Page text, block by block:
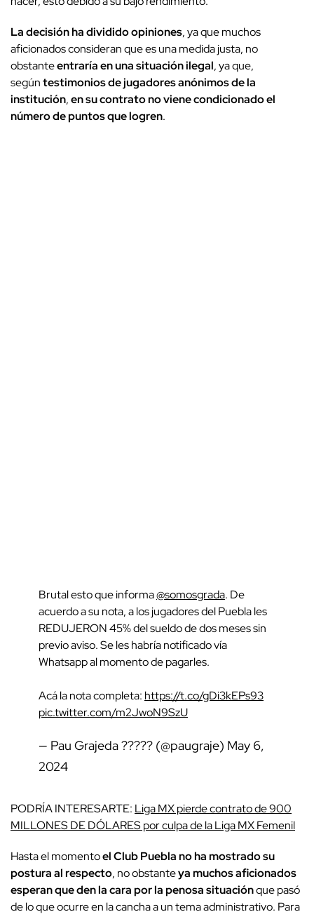
La decisión ha dividido opiniones, ya que muchos
aficionados consideran que es una medida justa, no
obstanteentraría en una situación ilegal, ya que,
segúntestimonios de jugadores anónimos de la
institución,en su contrato no viene condicionado el
número de puntos que logren.
Brutal esto que informa@somosgrada. De
acuerdo a su nota, a los jugadores del Puebla les
REDUJERON 45% del sueldo de dos meses sin
previo aviso. Se les habría notificado vía
Whatsapp al momento de pagarles.
Acá la nota completa: https://t.co/gDi3kEPs93
pic.twitter.com/m2JwoN9SzU
— Pau Grajeda ????? (@paugraje) May 6,
2024
PODRÍA INTERESARTE: Liga MX pierde contrato de 900
MILLONES DE DÓLARES por culpa de la Liga MX Femenil
Hasta el momentoel Club Puebla no ha mostrado su
postura al respecto, no obstanteya muchos aficionados
esperan que den la cara por la penosa situaciónque pasó
de lo que ocurre en la cancha a un tema administrativo. Para